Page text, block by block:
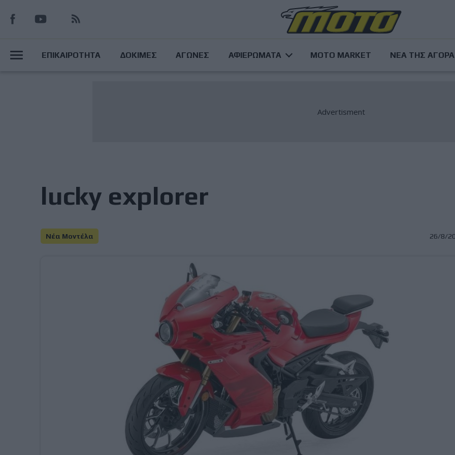
προς
κυρίως
MainΕΠΙΚΑΙΡΟΤΗΤΑ ΔΟΚΙΜΕΣ ΑΓΩΝΕΣ ΑΦΙΕΡΩΜΑΤΑ MOTO MARKET ΝΕΑ ΤΗΣ
lucky explorer
Νέα Μοντέλα 26/8/